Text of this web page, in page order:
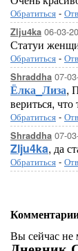
Обратиться -
Zlju4ka 06-03-
Статуи
Обратиться -
Shraddha 07-
Ёлка_Лиза,
вериться,
Обратиться -
Shraddha 07-
Zlju4ka, да
Обратиться -
Вы сейчас не